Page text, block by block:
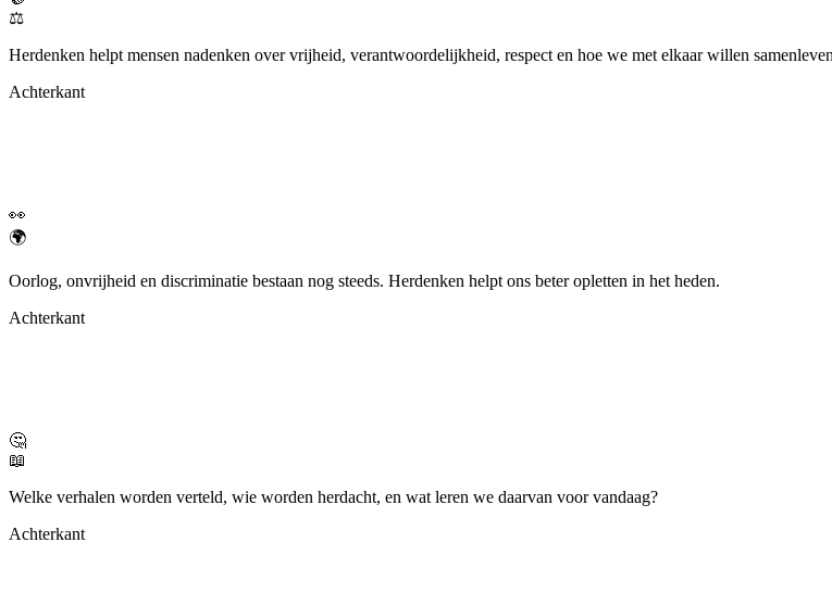
⚖️
Herdenken helpt mensen nadenken over vrijheid, verantwoordelijkheid, respect en hoe we met elkaar willen
Achterkant
👀
🌍
Oorlog, onvrijheid en discriminatie bestaan nog steeds. Herdenken helpt ons beter opletten in het heden.
Achterkant
🤔
📖
Welke verhalen worden verteld, wie worden herdacht, en wat leren we daarvan voor vandaag?
Achterkant